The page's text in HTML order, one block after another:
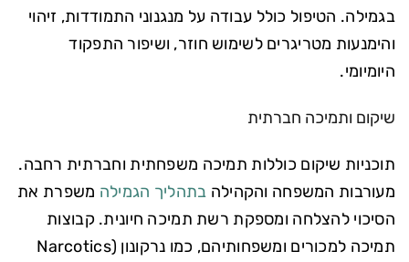
בגמילה. הטיפול כולל עבודה על מנגנוני התמודדות, זיהוי
והימנעות מטריגרים לשימוש חוזר, ושיפור התפקוד
היומיומי.
שיקום ותמיכה חברתית
תוכניות שיקום כוללות תמיכה משפחתית וחברתית רחבה.
מעורבות המשפחה והקהילה בתהליך הגמילה משפרת את
הסיכוי להצלחה ומספקת רשת תמיכה חיונית. קבוצות
תמיכה למכורים ומשפחותיהם, כמו נרקונון (Narcotics